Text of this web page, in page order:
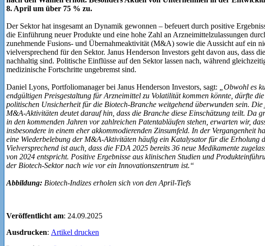
8. April um über 75 % zu.
Der Sektor hat insgesamt an Dynamik gewonnen – befeuert durch positive
die Einführung neuer Produkte und eine hohe Zahl an Arzneimittelzulassungen
zunehmende Fusions- und Übernahmeaktivität (M&A) sowie die Aussicht auf ein
vielversprechend für den Sektor. Janus Henderson Investors geht davon aus, dass
nachhaltig sind. Politische Einflüsse auf den Sektor lassen nach, während
medizinische Fortschritte ungebremst sind.
Daniel Lyons, Portfoliomanager bei Janus Henderson Investors, sagt:
„Obwohl es
endgültigen Preisgestaltung für Arzneimittel zu Volatilität kommen könnte, dürfte
politischen Unsicherheit für die Biotech-Branche weitgehend überwunden sein. Die
M&A-Aktivitäten deutet darauf hin, dass die Branche diese Einschätzung teilt. Da
in den kommenden Jahren vor zahlreichen Patentabläufen stehen, erwarten wir,
insbesondere in einem eher akkommodierenden Zinsumfeld. In der Vergangenheit
eine Wiederbelebung der M&A-Aktivitäten häufig ein Katalysator für die Erholung
Vielversprechend ist auch, dass die FDA 2025 bereits 36 neue Medikamente
von 2024 entspricht. Positive Ergebnisse aus klinischen Studien und
der Biotech-Sektor nach wie vor ein Innovationszentrum ist.“
Abbildung: Biotech-Indizes erholen sich von den April-Tiefs
Veröffentlicht am: 24.09.2025
Ausdrucken: Artikel drucken